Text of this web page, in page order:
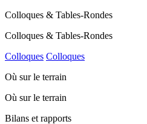
Colloques & Tables-Rondes
Colloques & Tables-Rondes
Colloques Colloques
Où sur le terrain
Où sur le terrain
Bilans et rapports